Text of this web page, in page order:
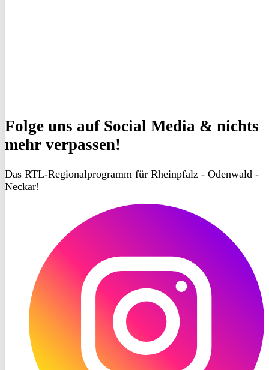
Folge uns auf Social Media & nichts
mehr verpassen!
Das RTL-Regionalprogramm für Rheinpfalz - Odenwald -
Neckar!
Instagram